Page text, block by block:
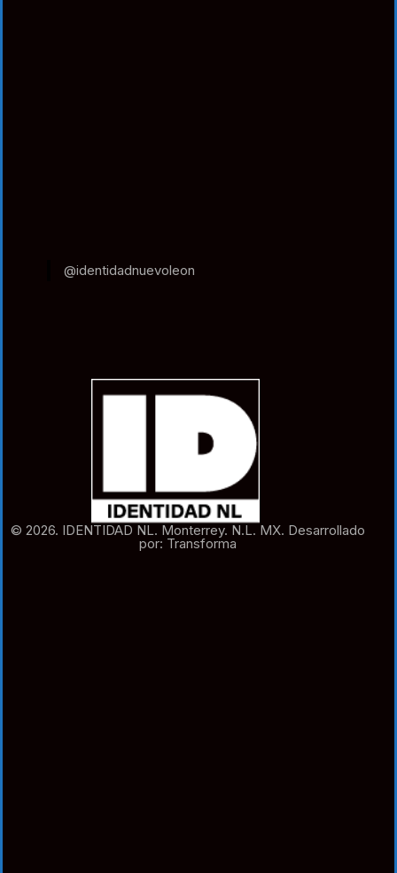
@identidadnuevoleon
© 2026. IDENTIDAD NL. Monterrey. N.L. MX. Desarrollado
por: Transforma